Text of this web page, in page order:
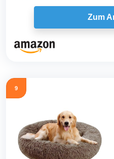
mit tiefem...
Zum
9